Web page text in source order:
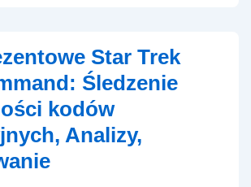
Star Trek
Śledzenie
kodów
Analizy,